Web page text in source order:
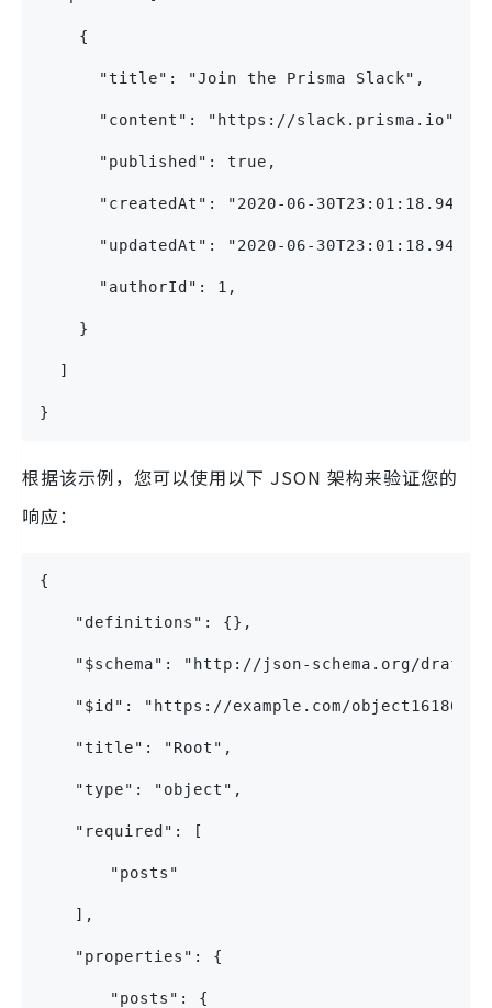
    {
      "title": "Join the Prisma Slack",
      "content": "https://slack.prisma.io",
      "published": true,
"createdAt": "2020-06-
"updatedAt": "2020-06-
      "authorId": 1,
    }
  ]
}
根据该示例，您可以使用以下 JSON 架构来验证您的
响应：
{
	"definitions": {},
"$schema": "http://json-schema.org/
"$id": "https://example.com/
	"title": "Root",
	"type": "object",
	"required": [
		"posts"
	],
	"properties": {
		"posts": {